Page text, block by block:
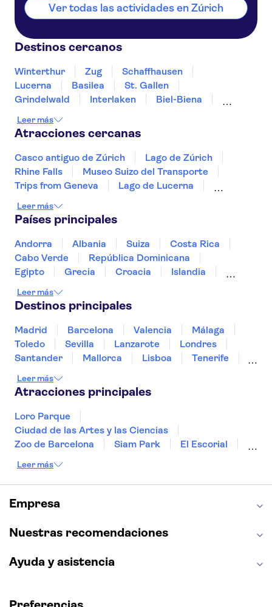
Ver todas las actividades en Zúrich
Destinos cercanos
Winterthur Zug
Schaffhausen
Lucerna
Basilea
St. Gallen
Grindelwald
Interlaken
Biel-Biena
Leer más
Atracciones cercanas
Casco antiguo de Zúrich
Lago de Zúrich
Rhine Falls
Museo Suizo del Transporte
Trips from Geneva
Lago de Lucerna
Monte Pilatus
Puente de Kapellbrücke
Monte Rigi
Leer más
Países principales
Andorra Albania Suiza
Costa Rica
Cabo Verde
República Dominicana
Egipto
Grecia Croacia
Islandia
México
Noruega
Túnez
Turquía
Leer más
Destinos principales
Madrid Barcelona Valencia
Málaga
Toledo
Sevilla Lanzarote
Londres
Santander
Mallorca Lisboa
Tenerife
Bilbao
Menorca Granada
Alicante
Leer más
Atracciones principales
Loro Parque
Ciudad de las Artes y las Ciencias
Zoo de Barcelona
Siam Park
El Escorial
Cueva de Nerja
Capilla Sixtina
Montserrat
Museo del Louvre
Casa Batlló
Estadio Santiago Bernabéu
Alhambra
Leer más
Empresa
Nuestras recomendaciones
Ayuda y asistencia